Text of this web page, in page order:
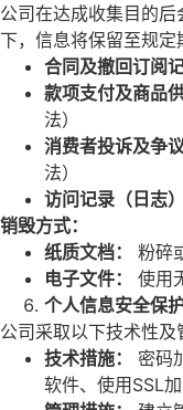
公司在达成收集目的
下，信息将保留至规定
合同及撤回订阅
款项支付及商品
法）
消费者投诉及争
法）
访问记录 （日志）
销毁方式：
纸质文档：
粉碎
电子文件：
使用
个人信息安全保
公司采取以下技术性及
技术措施：
密码
软件、使用SSL